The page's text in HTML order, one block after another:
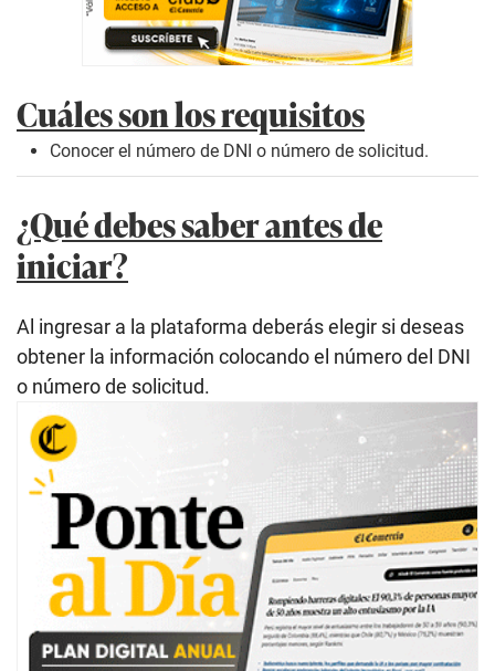
Cuáles son los requisitos
Conocer el número de DNI o número de solicitud.
¿Qué debes saber antes de
iniciar?
Al ingresar a la plataforma deberás elegir si deseas
obtener la información colocando el número del DNI
o número de solicitud.